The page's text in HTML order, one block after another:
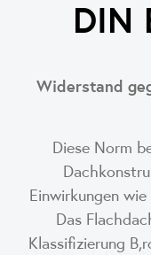
DIN
Widerstand
Diese Norm
Einwirkungen
Das
Klassifizierung